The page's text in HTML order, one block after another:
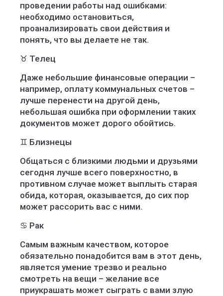
проведении работы над ошибками:
необходимо остановиться,
проанализировать свои действия и
понять, что вы делаете не так.
♉️ Телец
Даже небольшие финансовые операции –
например, оплату коммунальных счетов –
лучше перенести на другой день,
небольшая ошибка при оформлении таких
документов может дорого обойтись.
♊️ Близнецы
Общаться с близкими людьми и друзьями
сегодня лучше всего поверхностно, в
противном случае может выплыть старая
обида, которая, оказывается, до сих пор
может рассорить вас с ними.
♋️ Рак
Самым важным качеством, которое
обязательно понадобится вам в этот день,
является умение трезво и реально
смотреть на вещи – желание все
приукрашать может сыграть с вами злую